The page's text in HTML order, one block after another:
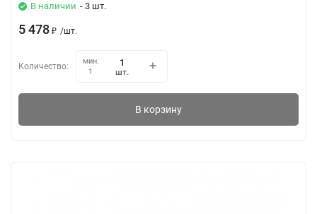
В наличии - 3 шт.
5 478 ₽ /шт.
Количество:
мин.
1
шт.
В корзину